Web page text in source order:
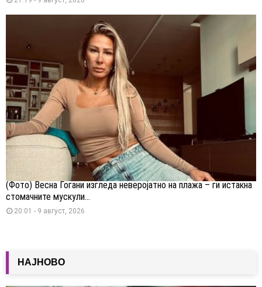
(Фото) Весна Ѓогани изгледа неверојатно на плажа – ги истакна
стомачните мускули...
20:01 - 9 август, 2026
НАЈНОВО